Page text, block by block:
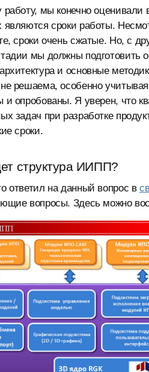
работу, мы конечно
являются сроки работы.
сроки очень сжатые. Но, с
мы должны подготовить
и основные
решаема, особенно
и опробованы. Я уверен, что
задач при разработке
сроки.
структура ИИПП?
ответил на данный вопрос в
вопросы. Здесь можно